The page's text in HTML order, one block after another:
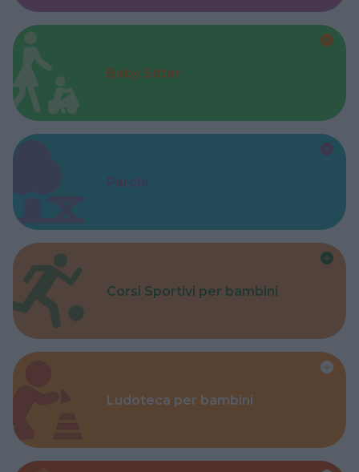
Baby Sitter
Parchi
Corsi Sportivi per bambini
Ludoteca per bambini